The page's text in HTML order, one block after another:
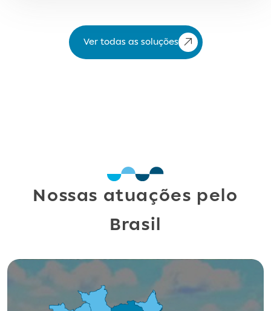
Ver todas as soluções
Nossas atuações pelo
Brasil